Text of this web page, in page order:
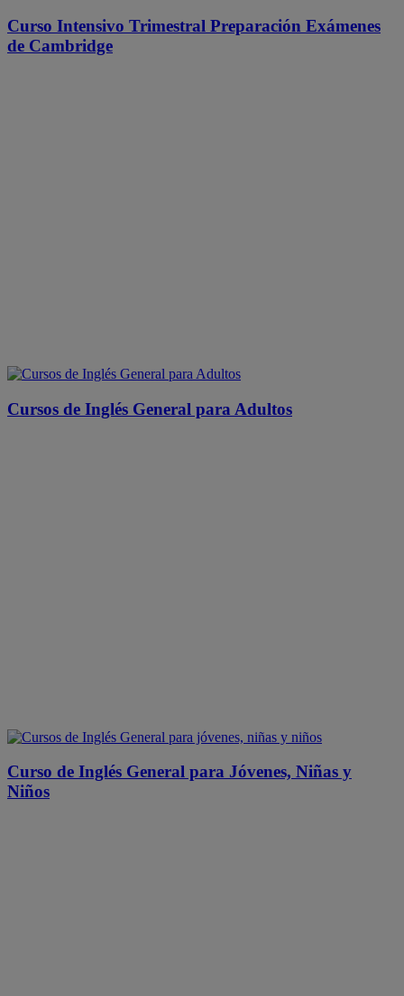
Curso Intensivo Trimestral Preparación Exámenes
de Cambridge
Cursos de Inglés General para Adultos
Curso de Inglés General para Jóvenes, Niñas y
Niños